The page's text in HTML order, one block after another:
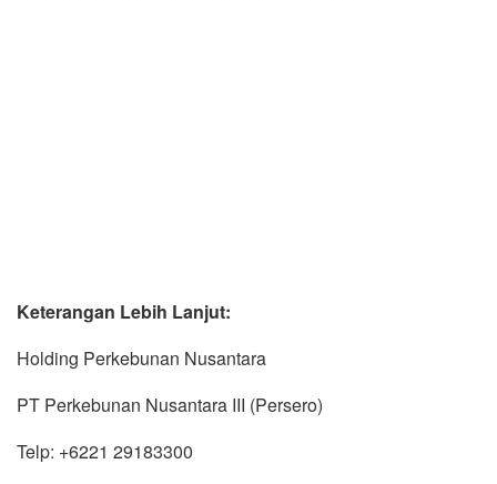
Keterangan Lebih Lanjut:
Holding Perkebunan Nusantara
PT Perkebunan Nusantara III (Persero)
Telp: +6221 29183300